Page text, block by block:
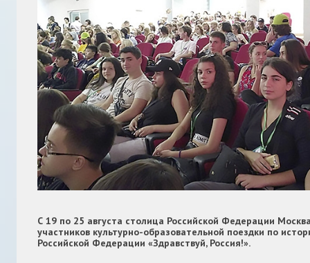
С 19 по 25 августа столица Российской Федерации
участников культурно-образовательной поездки по
Российской Федерации «Здравствуй, Россия!».